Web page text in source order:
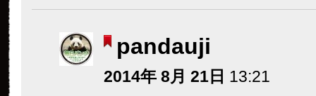
pandauji
2014年 8月 21日 13:21